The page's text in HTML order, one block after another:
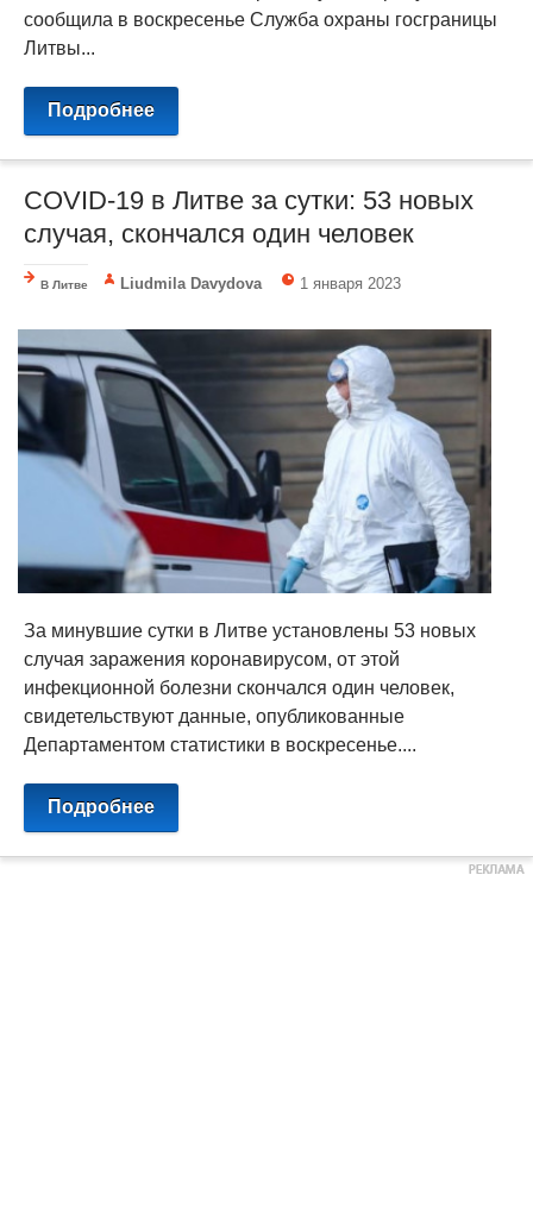
сообщила в воскресенье Служба охраны госграницы
Литвы...
Подробнее
COVID-19 в Литве за сутки: 53 новых
случая, скончалcя один человек
В Литве Liudmila Davydova 1 января 2023
За минувшие сутки в Литве установлены 53 новых
случая заражения коронавирусом, от этой
инфекционной болезни скончался один человек,
свидетельствуют данные, опубликованные
Департаментом статистики в воскресенье....
Подробнее